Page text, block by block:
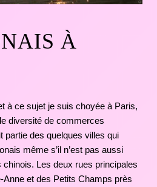
À
à ce sujet je suis choyée à Paris,
diversité de commerces
partie des quelques villes qui
même s’il n’est pas aussi
Les deux rues principales
Anne et des Petits Champs près